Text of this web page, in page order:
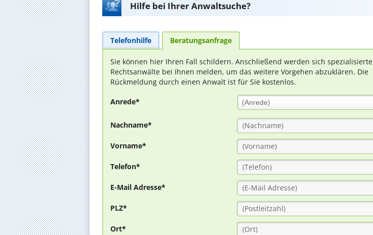
Hilfe bei Ihrer Anwaltsuche?
Telefonhilfe Beratungsanfrage
Sie können hier Ihren Fall schildern. Anschließend werden sich spezialisierte
Rechtsanwälte bei Ihnen melden, um das weitere Vorgehen abzuklären. Die
Rückmeldung durch einen Anwalt ist für Sie kostenlos.
Anrede* (Anrede)
Nachname*
Vorname*
Telefon*
E-Mail Adresse*
PLZ*
Ort*